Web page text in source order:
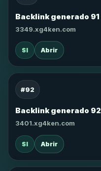
Backlink generado 91
3349.xg4ken.com
SI Abrir
#92
Backlink generado 92
3401.xg4ken.com
SI Abrir